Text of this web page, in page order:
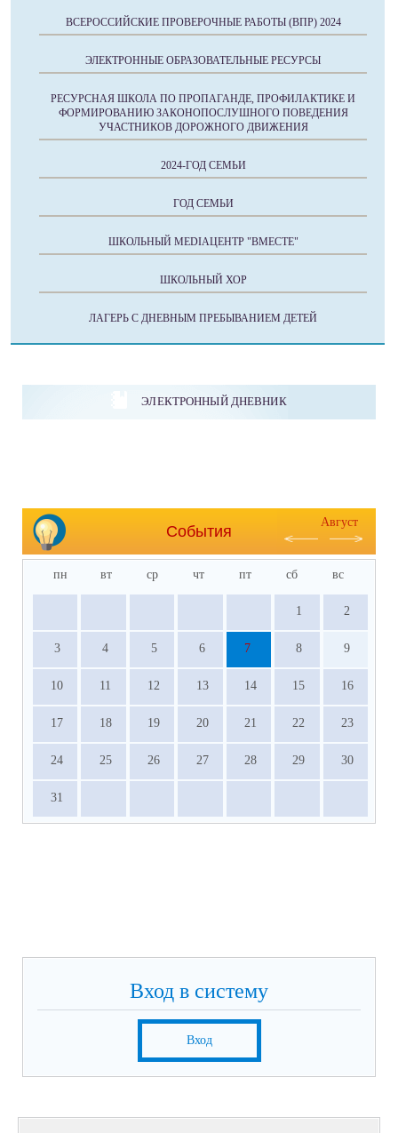
ВСЕРОССИЙСКИЕ ПРОВЕРОЧНЫЕ РАБОТЫ (ВПР) 2024
ЭЛЕКТРОННЫЕ ОБРАЗОВАТЕЛЬНЫЕ РЕСУРСЫ
РЕСУРСНАЯ ШКОЛА ПО ПРОПАГАНДЕ, ПРОФИЛАКТИКЕ И
ФОРМИРОВАНИЮ ЗАКОНОПОСЛУШНОГО ПОВЕДЕНИЯ
УЧАСТНИКОВ ДОРОЖНОГО ДВИЖЕНИЯ
2024-ГОД СЕМЬИ
ГОД СЕМЬИ
ШКОЛЬНЫЙ MEDIAЦЕНТР "ВМЕСТЕ"
ШКОЛЬНЫЙ ХОР
ЛАГЕРЬ С ДНЕВНЫМ ПРЕБЫВАНИЕМ ДЕТЕЙ
ЭЛЕКТРОННЫЙ ДНЕВНИК
События
Август
пн вт ср чт пт сб вс
1 2
3 4 5 6 7 8 9
10 11 12 13 14 15 16
17 18 19 20 21 22 23
24 25 26 27 28 29 30
31
Вход в систему
Вход